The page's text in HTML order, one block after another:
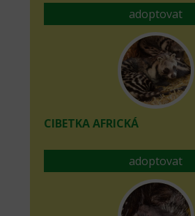
adoptovat
CIBETKA AFRICKÁ
adoptovat